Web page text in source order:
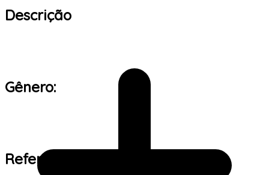
Descrição
Gênero:
Referência de tamanho: